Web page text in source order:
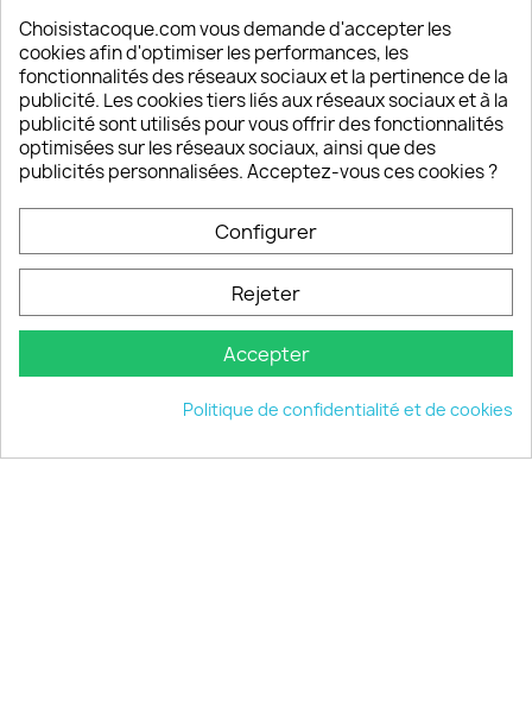
Un SAV à votre écoute
Notre SAV est disponible 6/7J de 10h à 18H
INFORMATIONS 
VOTRE COMPTE 
INFORMATIONS keyboard_arrow_down
© 2026 - choisistacoque.com
Choisistacoque.com vous demande d'accepter les
cookies afin d'optimiser les performances, les
fonctionnalités des réseaux sociaux et la pertinence de la
publicité. Les cookies tiers liés aux réseaux sociaux et à la
publicité sont utilisés pour vous offrir des fonctionnalités
optimisées sur les réseaux sociaux, ainsi que des
publicités personnalisées. Acceptez-vous ces cookies ?
Configurer
Rejeter
Accepter
Politique de confidentialité et de cookies